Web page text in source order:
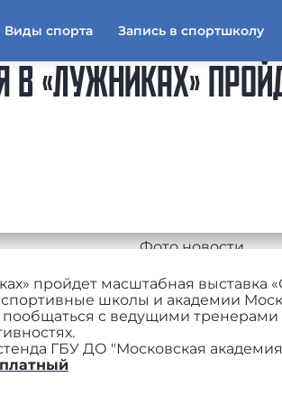
Виды спорта Запись в спортшколу
В «ЛУЖНИКАХ»
пройдет масштабная выставка
школы и академии
пообщаться с ведущими
ГБУ ДО "Московская